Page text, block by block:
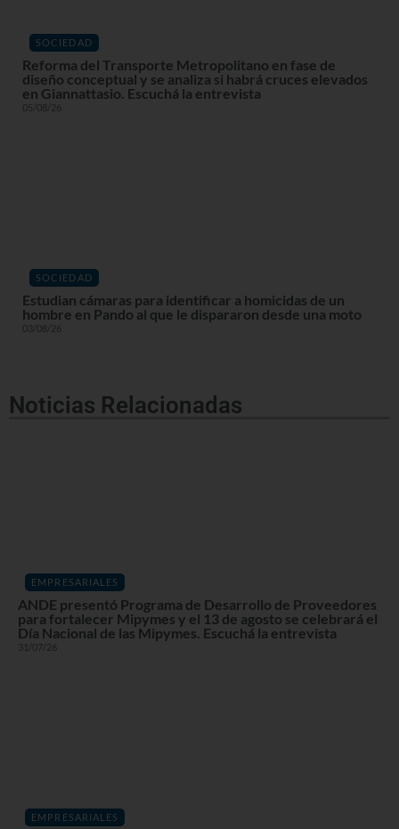
SOCIEDAD
Reforma del Transporte Metropolitano en fase de
diseño conceptual y se analiza si habrá cruces elevados
en Giannattasio. Escuchá la entrevista
05/08/26
SOCIEDAD
Estudian cámaras para identificar a homicidas de un
hombre en Pando al que le dispararon desde una moto
03/08/26
Noticias Relacionadas
EMPRESARIALES
ANDE presentó Programa de Desarrollo de Proveedores
para fortalecer Mipymes y el 13 de agosto se celebrará el
Día Nacional de las Mipymes. Escuchá la entrevista
31/07/26
EMPRESARIALES